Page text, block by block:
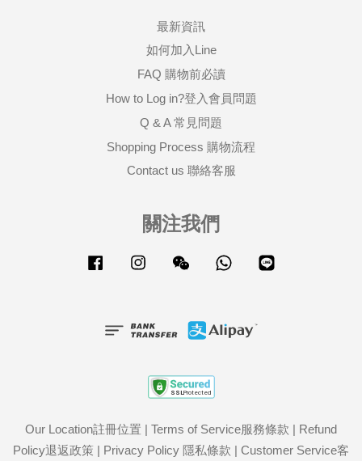
最新資訊
如何加入Line
FAQ 購物前必讀
How to Log in?登入會員問題
Q & A 常見問題
Shopping Process 購物流程
Contact us 聯絡客服
關注我們
Facebook Instagram Wechat Whatsapp
Our Location註冊位置 | Terms of Service服務條款 | Refund
Policy退返政策 | Privacy Policy 隱私條款 | Customer Service客